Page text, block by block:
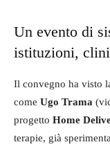
Un evento di
istituzioni,
Il convegno ha visto
come Ugo Trama
progetto Home
terapie, già